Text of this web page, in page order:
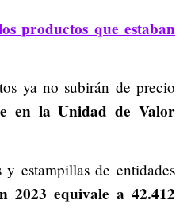
productos que estaban
ya no subirán de precio
en la Unidad de Valor
estampillas de entidades
2023 equivale a 42.412